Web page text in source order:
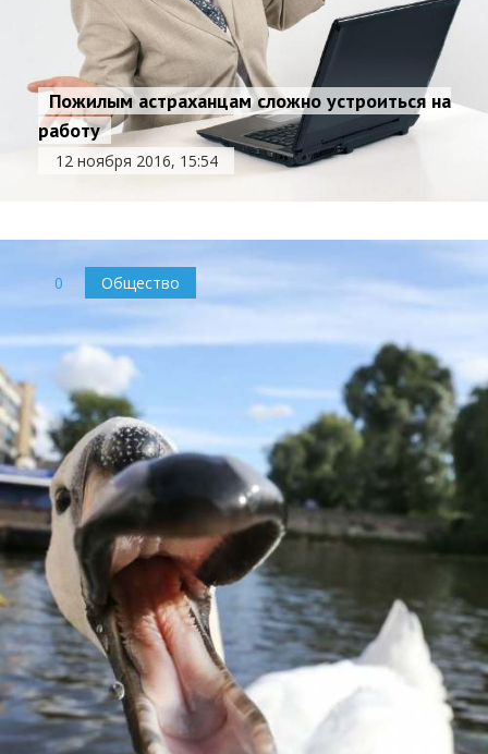
Пожилым астраханцам сложно устроиться на
работу
12 ноября 2016, 15:54
0 Общество